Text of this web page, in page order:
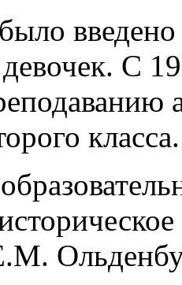
С
класса.